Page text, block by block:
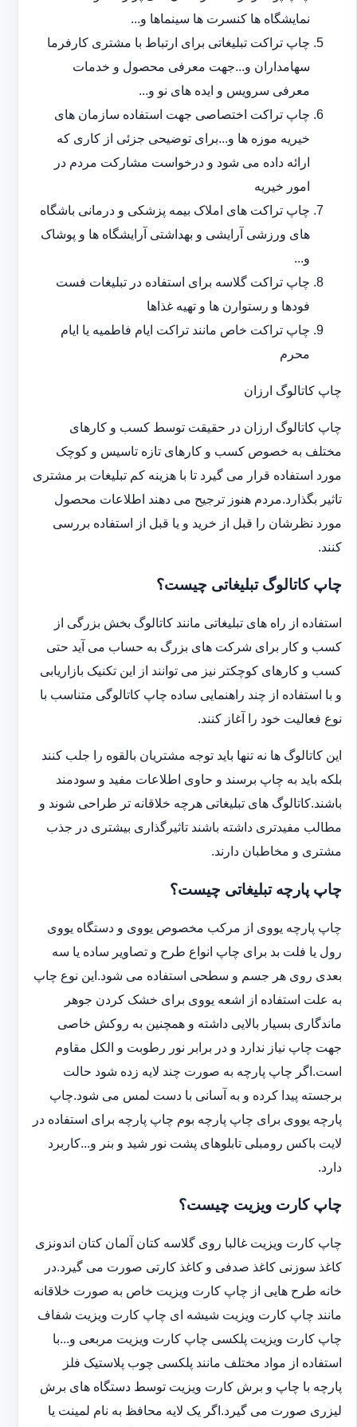
نمایشگاه ها کنسرت ها سینماها و...
چاپ تراکت تبلیغاتی برای ارتباط با مشتری کارفرما
سهامداران و...جهت معرفی محصول و خدمات
معرفی سرویس و ایده های نو و...
چاپ تراکت اختصاصی جهت استفاده سازمان های
خیریه موزه ها و...برای توضیحی جزئی از کاری که
ارائه داده می شود و درخواست مشارکت مردم در
امور خیریه
چاپ تراکت های املاک بیمه پزشکی و درمانی باشگاه
های ورزشی آرایشی و بهداشتی آرایشگاه ها و پوشاک
و...
چاپ تراکت گلاسه برای استفاده در تبلیغات فست
فودها و رستوارن ها و تهیه غذاها
چاپ تراکت خاص مانند تراکت ایام فاطمیه یا ایام
محرم
چاپ کاتالوگ ارزان
چاپ کاتالوگ ارزان در حقیقت توسط کسب و کارهای
مختلف به خصوص کسب و کارهای تازه تاسیس و کوچک
مورد استفاده قرار می گیرد تا با هزینه کم تبلیغات بر مشتری
تاثیر بگذارد.مردم هنوز ترجیح می دهند اطلاعات محصول
مورد نظرشان را قبل از خرید و یا قبل از استفاده بررسی
کنند.
چاپ کاتالوگ تبلیغاتی چیست؟
استفاده از راه های تبلیغاتی مانند کاتالوگ بخش بزرگی از
کسب و کار برای شرکت های بزرگ به حساب می آید حتی
کسب و کارهای کوچکتر نیز می توانند از این تکنیک بازاریابی
و با استفاده از چند راهنمایی ساده چاپ کاتالوگی متناسب با
نوع فعالیت خود را آغاز کنند.
این کاتالوگ ها نه تنها باید توجه مشتریان بالقوه را جلب کنند
بلکه باید به چاپ برسند و حاوی اطلاعات مفید و سودمند
باشند.کاتالوگ های تبلیغاتی هرچه خلاقانه تر طراحی شوند و
مطالب مفیدتری داشته باشند تاثیرگذاری بیشتری در جذب
مشتری و مخاطبان دارند.
چاپ پارچه تبلیغاتی چیست؟
چاپ پارچه یووی از مرکب مخصوص یووی و دستگاه یووی
رول یا فلت بد برای چاپ انواع طرح و تصاویر ساده یا سه
بعدی روی هر جسم و سطحی استفاده می شود.این نوع چاپ
به علت استفاده از اشعه یووی برای خشک کردن جوهر
ماندگاری بسیار بالایی داشته و همچنین به روکش خاصی
جهت چاپ نیاز ندارد و در برابر نور رطوبت و الکل مقاوم
است.اگر چاپ پارچه به صورت چند لایه زده شود حالت
برجسته پیدا کرده و به آسانی با دست لمس می شود.چاپ
پارچه یووی برای چاپ پارچه بوم چاپ پارچه برای استفاده در
لایت باکس رومبلی تابلوهای پشت نور شید و بنر و...کاربرد
دارد.
چاپ کارت ویزیت چیست؟
چاپ کارت ویزیت غالبا روی گلاسه کتان آلمان کتان اندونزی
کاغذ سوزنی کاغذ صدفی و کاغذ کارتی صورت می گیرد.در
خانه طرح هایی از چاپ کارت ویزیت خاص به صورت خلاقانه
مانند چاپ کارت ویزیت شیشه ای چاپ کارت ویزیت شفاف
چاپ کارت ویزیت پلکسی چاپ کارت ویزیت مربعی و...با
استفاده از مواد مختلف مانند پلکسی چوب پلاستیک فلز
پارچه با چاپ و برش کارت ویزیت توسط دستگاه های برش
لیزری صورت می گیرد.اگر یک لایه محافظ به نام لمینت یا